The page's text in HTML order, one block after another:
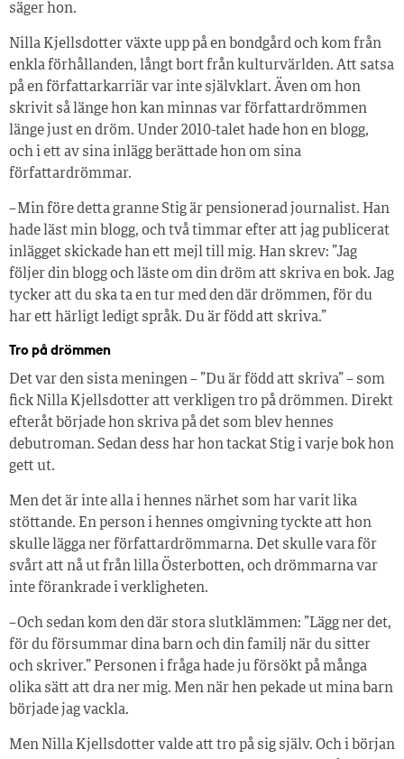
säger hon.
Nilla Kjellsdotter växte upp på en bondgård och kom från
enkla förhållanden, långt bort från kulturvärlden. Att satsa
på en författarkarriär var inte självklart. Även om hon
skrivit så länge hon kan minnas var författardrömmen
länge just en dröm. Under 2010-talet hade hon en blogg,
och i ett av sina inlägg berättade hon om sina
författardrömmar.
– Min före detta granne Stig är pensionerad journalist. Han
hade läst min blogg, och två timmar efter att jag publicerat
inlägget skickade han ett mejl till mig. Han skrev: ”Jag
följer din blogg och läste om din dröm att skriva en bok. Jag
tycker att du ska ta en tur med den där drömmen, för du
har ett härligt ledigt språk. Du är född att skriva.”
Tro på drömmen
Det var den sista meningen – ”Du är född att skriva” – som
fick Nilla Kjellsdotter att verkligen tro på drömmen. Direkt
efteråt började hon skriva på det som blev hennes
debutroman. Sedan dess har hon tackat Stig i varje bok hon
gett ut.
Men det är inte alla i hennes närhet som har varit lika
stöttande. En person i hennes omgivning tyckte att hon
skulle lägga ner författardrömmarna. Det skulle vara för
svårt att nå ut från lilla Österbotten, och drömmarna var
inte förankrade i verkligheten.
– Och sedan kom den där stora slutklämmen: ”Lägg ner det,
för du försummar dina barn och din familj när du sitter
och skriver.” Personen i fråga hade ju försökt på många
olika sätt att dra ner mig. Men när hen pekade ut mina barn
började jag vackla.
Men Nilla Kjellsdotter valde att tro på sig själv. Och i början